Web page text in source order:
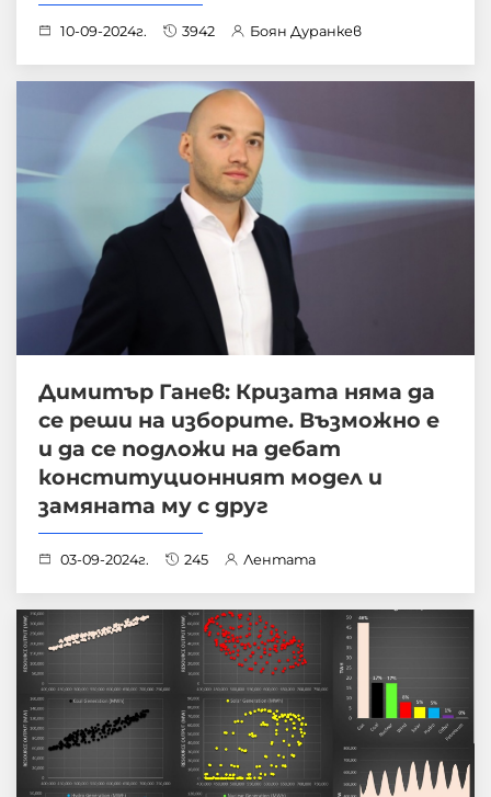
10-09-2024г. 3942 Боян Дуранкев
Димитър Ганев: Кризата няма да
се реши на изборите. Възможно е
и да се подложи на дебат
конституционният модел и
замяната му с друг
03-09-2024г. 245 Лентата